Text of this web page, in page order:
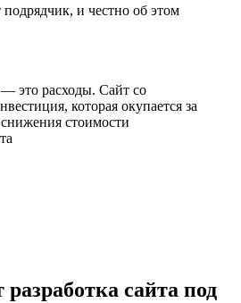
и честно об этом
— это расходы. Сайт со
которая окупается за
снижения стоимости
сайта под